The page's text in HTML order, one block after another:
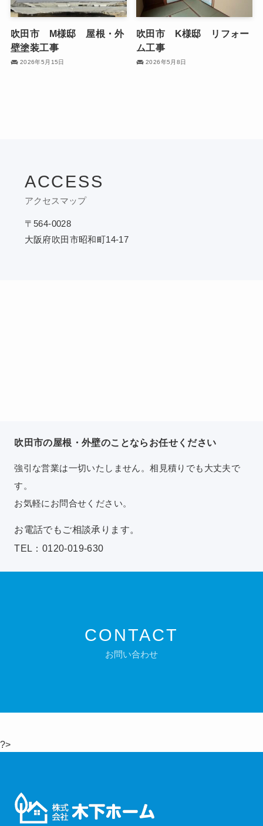
吹田市 M様邸 屋根・外
壁塗装工事
2026年5月15日
吹田市 K様邸 リフォー
ム工事
2026年5月8日
ACCESS
アクセスマップ
〒564-0028
大阪府吹田市昭和町14-17
吹田市の屋根・外壁のことならお任せください
強引な営業は一切いたしません。相見積りでも大丈夫で
す。
お気軽にお問合せください。
お電話でもご相談承ります。
TEL：0120-019-630
CONTACT
お問い合わせ
?>